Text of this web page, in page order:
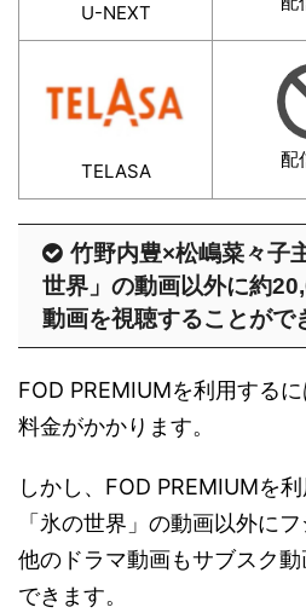
U-NEXT
TELASA
配
竹野内豊×松嶋菜々子
世界」の動画以外に約
動画を視聴することがで
FOD PREMIUMを利用するに
料金がかかります。
しかし、FOD PREMIUMを
「氷の世界」の動画以外に
他のドラマ動画もサブスク
できます。